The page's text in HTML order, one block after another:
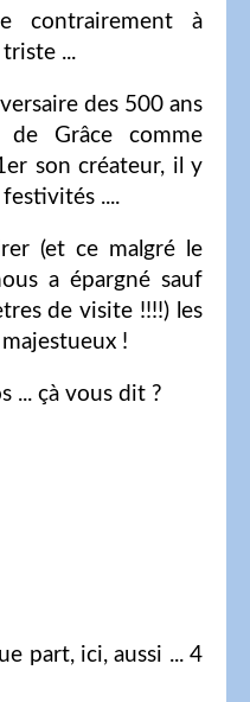
contrairement à
...
des 500 ans
de Grâce comme
son créateur, il y
....
(et ce malgré le
a épargné sauf
de visite !!!!) les
!
... çà vous dit ?
part, ici, aussi ... 4